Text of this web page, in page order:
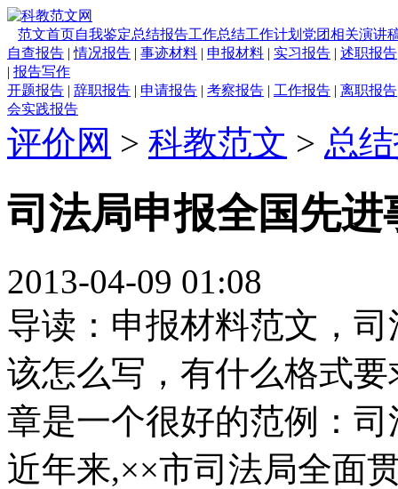
范文首页自我鉴定总结报告工作总结工作计划 党团相关演讲
自查报告 |情况报告 | 事迹材料 | 申报材料 | 实习报告 | 述职报告
| 报告写作
开题报告 | 辞职报告 | 申请报告 | 考察报告 | 工作报告 | 离职报告
会实践报告
评价网 > 科教范文 > 总
司法局申报全国先进
2013-04-09 01:08
导读：申报材料范文，
该怎么写，有什么格式
章是一个很好的范例：
近年来,××市司法局全面